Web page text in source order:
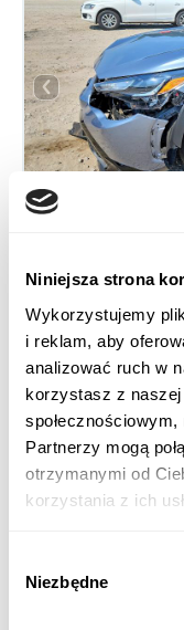
Niniejsza strona
Wykorzystujemy
i reklam, aby
analizować ruch w
korzystasz z
Partnerzy mogą
otrzymanymi od
korzystania z ich
zgody
Niezbędne
4x4
59 855 mil
Automatic
Rollover
Aukcja za 3